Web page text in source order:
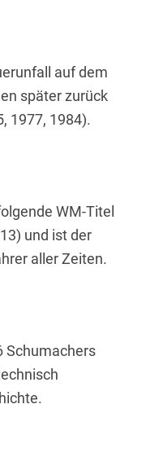
auf dem
später zurück
1977, 1984).
WM-Titel
und ist der
aller Zeiten.
Schumachers